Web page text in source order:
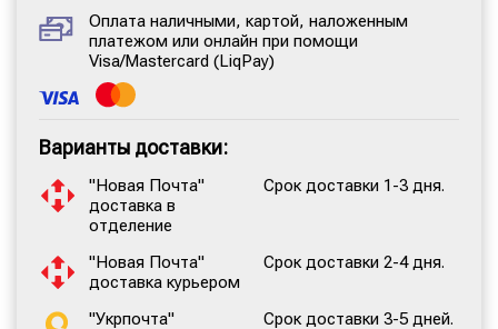
Оплата наличными, картой, наложенным
платежом или онлайн при помощи
Visa/Mastercard (LiqPay)
Варианты доставки:
"Новая Почта"
доставка в
отделение
Срок доставки 1-3 дня.
"Новая Почта"
доставка курьером
Срок доставки 2-4 дня.
"Укрпочта"
Срок доставки 3-5 дней.